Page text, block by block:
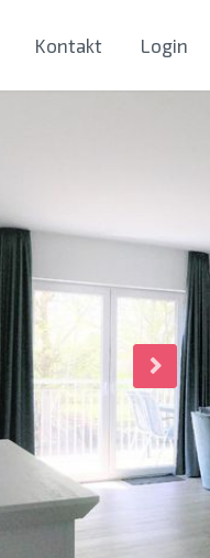
Kontakt Login